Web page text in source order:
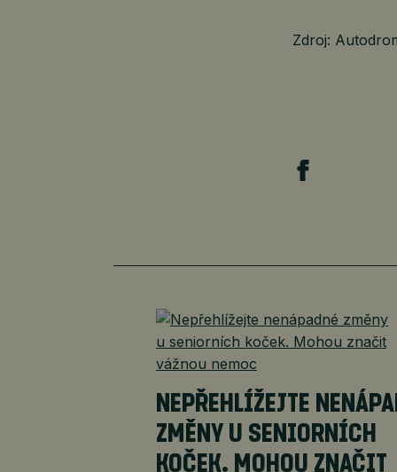
Zdroj:
NEPŘEHLÍŽEJTE
ZMĚNY U SENIORNÍCH
KOČEK. MOHOU ZNAČIT